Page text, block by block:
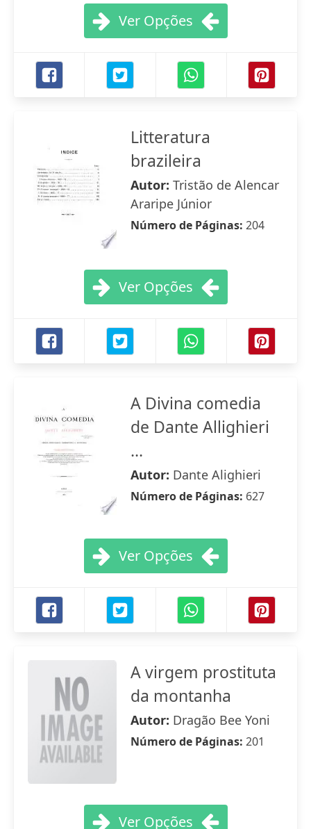
Ver Opções
Litteratura
brazileira
Autor: Tristão de Alencar
Araripe Júnior
Número de Páginas: 204
Ver Opções
A Divina comedia
de Dante Allighieri
...
Autor: Dante Alighieri
Número de Páginas: 627
Ver Opções
A virgem prostituta
da montanha
Autor: Dragão Bee Yoni
Número de Páginas: 201
Ver Opções